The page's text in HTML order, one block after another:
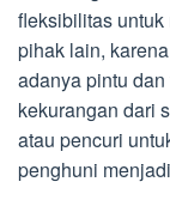
fleksibilitas
pihak lain,
adanya pintu
kekurangan dari
atau pencuri
penghuni